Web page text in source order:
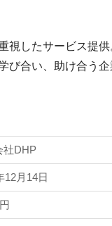
視したサービス提供
び合い、助け合う
社DHP
12月14日